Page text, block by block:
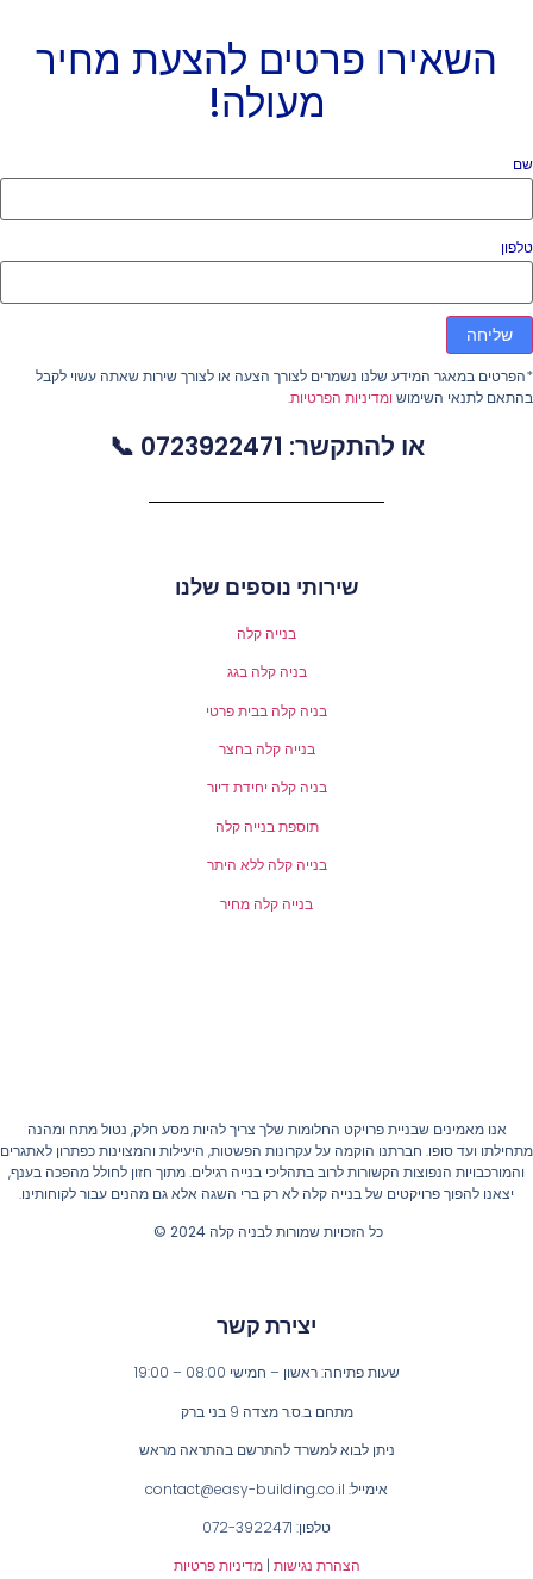
השאירו פרטים להצעת מחיר
מעולה!
שליחה
במאגר המידע שלנו נשמרים לצורך הצעה או לצורך שירות שאתה עשוי לקבל
לתנאי השימושומדיניות הפרטיות.
או להתקשר: 0723922471 📞
שירותי נוספים שלנו
בנייה קלה
בניה קלה בגג
בניה קלה בבית פרטי
בנייה קלה בחצר
בניה קלה יחידת דיור
תוספת בנייה קלה
בנייה קלה ללא היתר
בנייה קלה מחיר
אנו מאמינים שבניית פרויקט החלומות שלך צריך להיות מסע חלק, נטול מתח ומהנה
ועד סופו. חברתנו הוקמה על עקרונות הפשטות, היעילות והמצוינות כפתרון לאתגרים
והמורכבויות הנפוצות הקשורות לרוב בתהליכי בנייה רגילים. מתוך חזון לחולל מהפכה בענף,
יצאנו להפוך פרויקטים של בנייה קלה לא רק ברי השגה אלא גם מהנים עבור לקוחותינו.
כל הזכויות שמורות לבניה קלה 2024 ©
יצירת קשר
שעות פתיחה: ראשון – חמישי 08:00 – 19:00
מתחם ב.ס.ר מצדה 9 בני ברק
ניתן לבוא למשרד להתרשם בהתראה מראש
אימייל: contact@easy-building.co.il
טלפון: 072-3922471
הצהרת נגישות| מדיניות פרטיות